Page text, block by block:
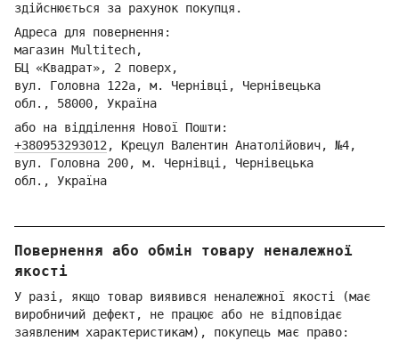
здійснюється за рахунок покупця.
Адреса для повернення:
магазин Multitech,
БЦ «Квадрат», 2 поверх,
вул. Головна 122а, м. Чернівці, Чернівецька
обл., 58000, Україна
або на відділення Нової Пошти:
+380953293012 , Крецул Валентин Анатолійович, №4,
вул. Головна 200, м. Чернівці, Чернівецька
обл., Україна
Повернення або обмін товару неналежної
якості
У разі, якщо товар виявився неналежної якості (має
виробничий дефект, не працює або не відповідає
заявленим характеристикам), покупець має право: